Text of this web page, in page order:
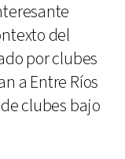
del
por clubes
a Entre Ríos
clubes bajo